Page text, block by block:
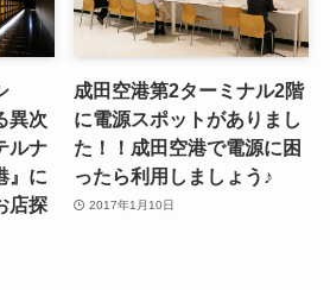
異次
ルナ
』に
店探
成田空港第2ターミナル2階
に電源スポットがありまし
た！！成田空港で電源に困
ったら利用しましょう♪
2017年1月10日